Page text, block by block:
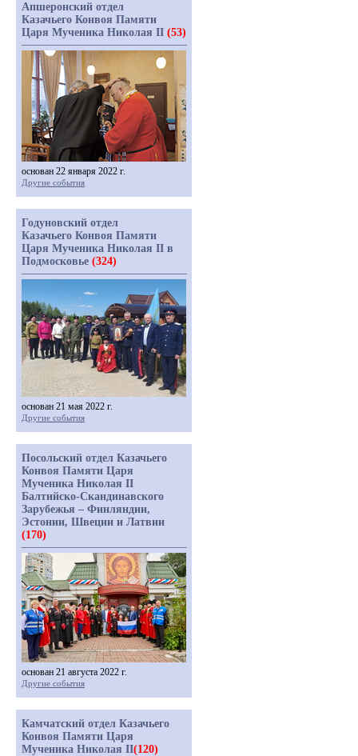
Апшеронский отдел
Казачьего Конвоя Памяти
Царя Мученика Николая II (53)
основан 22 января 2022 г.
Другие события
Годуновский отдел
Казачьего Конвоя Памяти
Царя Мученика Николая II в
Подмосковье (324)
основан 21 мая 2022 г.
Другие события
Посольский отдел Казачьего
Конвоя Памяти Царя
Мученика Николая II
Балтийско-Скандинавского
Зарубежья – Финляндии,
Эстонии, Швеции и Латвии
(170)
основан 21 августа 2022 г.
Другие события
Камчатский отдел Казачьего
Конвоя Памяти Царя
Мученика Николая II(120)